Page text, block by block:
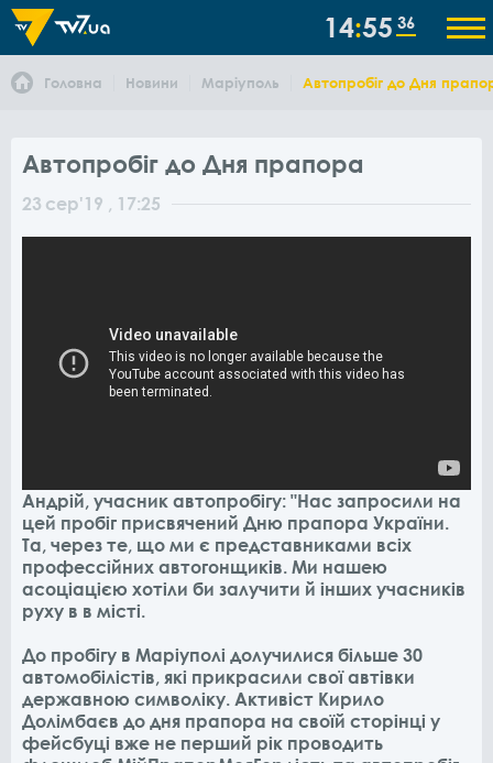
14 55 36
Головна Новини Маріуполь Автопробіг до Дня
Автопробіг до Дня прапора
23 сер'19 , 17:25
Андрій, учасник автопробігу: "Нас запросили на
цей пробіг присвячений Дню прапора України.
Та, через те, що ми є представниками всіх
профессійних автогонщиків. Ми нашею
асоціацією хотіли би залучити й інших учасників
руху в в місті.
До пробігу в Маріуполі долучилися більше 30
автомобілістів, які прикрасили свої автівки
державною символіку. Активіст Кирило
Долімбаєв до дня прапора на своїй сторінці у
фейсбуці вже не перший рік проводить